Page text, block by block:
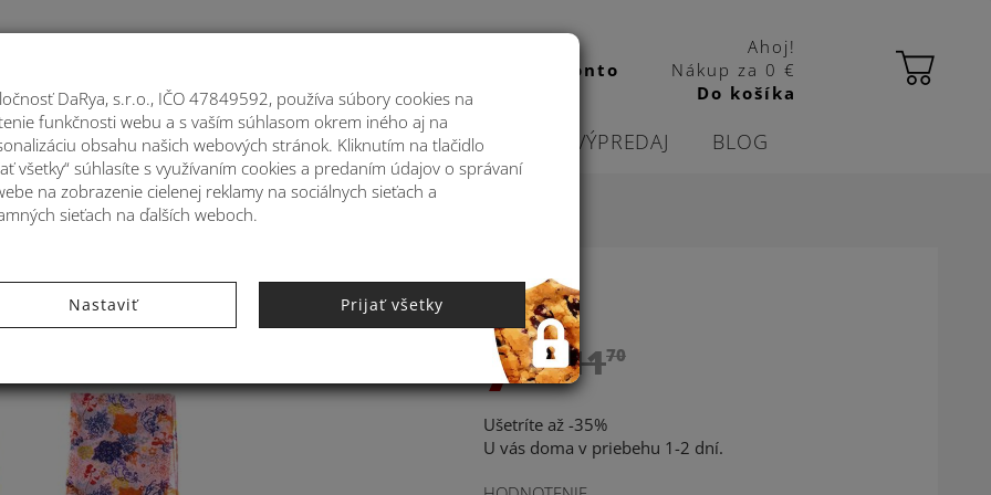
Moje kbas konto
Ahoj!
Nákup za 0 €
Do košíka
MÓDNE DOPLNKY BYTOVÉ DEKORÁCIE VÝPREDAJ BLOG
759 1170
Ušetríte až -35%
U vás doma v priebehu 1-2 dní.
DaRya, s.r.o., IČO 47849592, používa súbory cookies na
funkčnosti webu a s vaším súhlasom okrem iného aj na
obsahu našich webových stránok. Kliknutím na tlačidlo
všetky“ súhlasíte s využívaním cookies a predaním údajov o správaní
na zobrazenie cielenej reklamy na sociálnych sieťach a
sieťach na ďalších weboch.
Nastaviť Prijať všetky